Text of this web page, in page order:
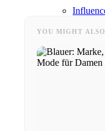
YOU MIGHT